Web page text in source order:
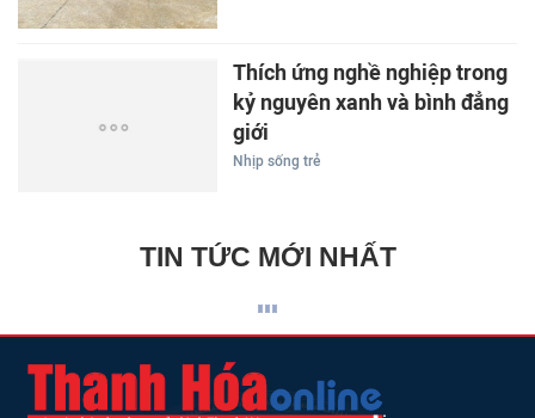
Thích ứng nghề nghiệp trong
kỷ nguyên xanh và bình đẳng
giới
Nhịp sống trẻ
TIN TỨC MỚI NHẤT